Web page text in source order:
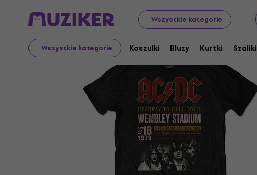
Wszystkie kategorie
Wszystkie kategorie Koszulki Bluzy Kurtki Szaliki
Merch Towar muzyczny
Koszulki